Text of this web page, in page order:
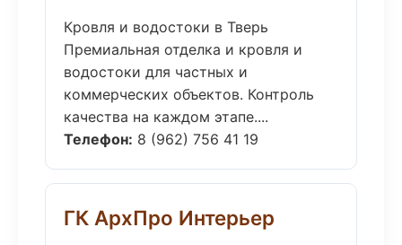
Кровля и водостоки в Тверь
Премиальная отделка и кровля и
водостоки для частных и
коммерческих объектов. Контроль
качества на каждом этапе....
Телефон: 8 (962) 756 41 19
ГК АрхПро Интерьер